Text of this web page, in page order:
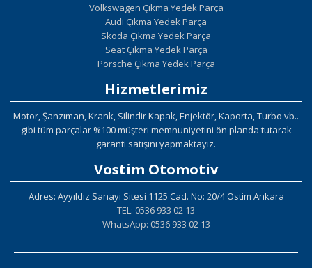
Volkswagen Çıkma Yedek Parça
Audi Çıkma Yedek Parça
Skoda Çıkma Yedek Parça
Seat Çıkma Yedek Parça
Porsche Çıkma Yedek Parça
Hizmetlerimiz
Motor, Şanzıman, Krank, Silindir Kapak, Enjektör, Kaporta, Turbo vb..
gibi tüm parçalar %100 müşteri memnuniyetini ön planda tutarak
garanti satışını yapmaktayız.
Vostim Otomotiv
Adres: Ayyıldız Sanayi Sitesi 1125 Cad. No: 20/4 Ostim Ankara
TEL: 0536 933 02 13
WhatsApp: 0536 933 02 13